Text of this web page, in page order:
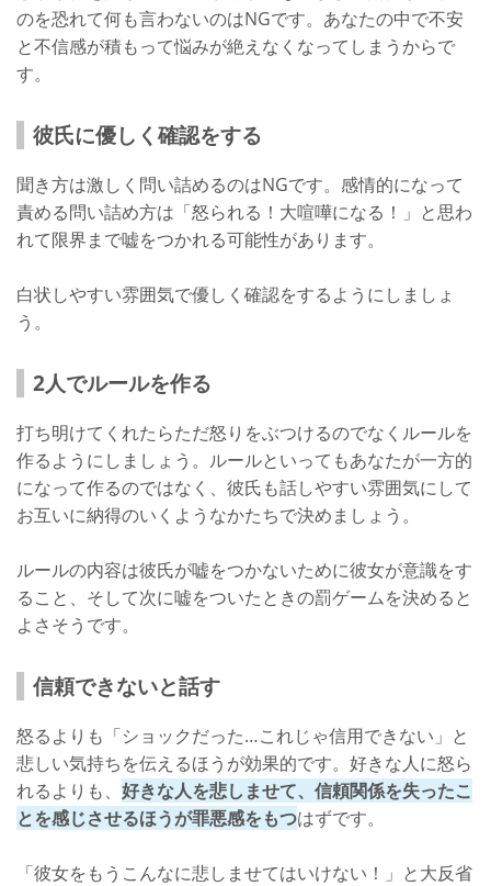
のを恐れて何も言わないのはNGです。あなたの中で不安
と不信感が積もって悩みが絶えなくなってしまうからで
す。
彼氏に優しく確認をする
聞き方は激しく問い詰めるのはNGです。感情的になって
責める問い詰め方は「怒られる！大喧嘩になる！」と思わ
れて限界まで嘘をつかれる可能性があります。
白状しやすい雰囲気で優しく確認をするようにしましょ
う。
2人でルールを作る
打ち明けてくれたらただ怒りをぶつけるのでなくルールを
作るようにしましょう。ルールといってもあなたが一方的
になって作るのではなく、彼氏も話しやすい雰囲気にして
お互いに納得のいくようなかたちで決めましょう。
ルールの内容は彼氏が嘘をつかないために彼女が意識をす
ること、そして次に嘘をついたときの罰ゲームを決めると
よさそうです。
信頼できないと話す
怒るよりも「ショックだった…これじゃ信用できない」と
悲しい気持ちを伝えるほうが効果的です。好きな人に怒ら
れるよりも、 好きな人を悲しませて、信頼関係を失ったこ
とを感じさせるほうが罪悪感をもつはずです。
「彼女をもうこんなに悲しませてはいけない！」と大反省